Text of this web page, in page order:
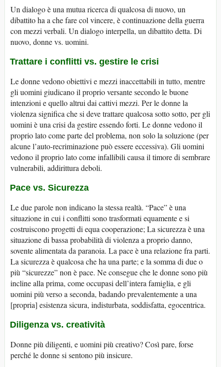
Un dialogo è una mutua ricerca di qualcosa di nuovo, un
dibattito ha a che fare col vincere, è continuazione della guerra
con mezzi verbali. Un dialogo interpella, un dibattito detta. Di
nuovo, donne vs. uomini.
Trattare i conflitti vs. gestire le crisi
Le donne vedono obiettivi e mezzi inaccettabili in tutto, mentre
gli uomini giudicano il proprio versante secondo le buone
intenzioni e quello altrui dai cattivi mezzi. Per le donne la
violenza significa che si deve trattare qualcosa sotto sotto, per gli
uomini è una crisi da gestire essendo forti. Le donne vedono il
proprio lato come parte del problema, non solo la soluzione (per
alcune l’auto-recriminazione può essere eccessiva). Gli uomini
vedono il proprio lato come infallibili causa il timore di sembrare
vulnerabili, addirittura deboli.
Pace vs. Sicurezza
Le due parole non indicano la stessa realtà. “Pace” è una
situazione in cui i conflitti sono trasformati equamente e si
costruiscono progetti di equa cooperazione; La sicurezza è una
situazione di bassa probabilità di violenza a proprio danno,
sovente alimentata da paranoia. La pace è una relazione fra parti.
La sicurezza è qualcosa che ha una parte; e la somma di due o
più “sicurezze” non è pace. Ne consegue che le donne sono più
incline alla prima, come occupasi dell’intera famiglia, e gli
uomini più verso a seconda, badando prevalentemente a una
[propria] esistenza sicura, indisturbata, soddisfatta, egocentrica.
Diligenza vs. creatività
Donne più diligenti, e uomini più creativo? Così pare, forse
perché le donne si sentono più insicure.